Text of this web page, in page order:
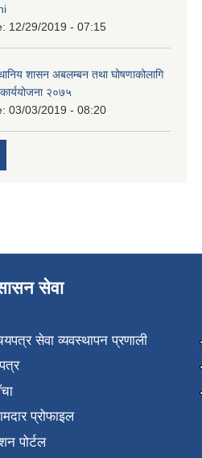
12/29/2019 - 07:15
शासन अबलम्बन तथा घोषणाकोलागि
२०७५
03/03/2019 - 08:20
सेवा
सेवा व्यवस्थापन प्रणाली
प्रोफाइल
पोर्टल